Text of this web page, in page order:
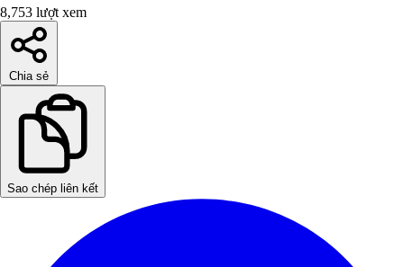
8,753 lượt xem
Chia sẻ
Sao chép liên kết